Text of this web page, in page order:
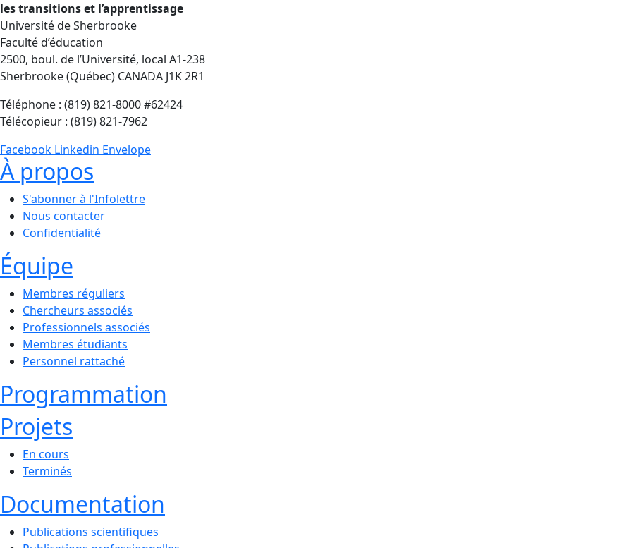
les transitions et l’apprentissage
Université de Sherbrooke
Faculté d’éducation
2500, boul. de l’Université, local A1-238
Sherbrooke (Québec) CANADA J1K 2R1
Téléphone : (819) 821-8000 #62424
Télécopieur : (819) 821-7962
Facebook Linkedin Envelope
À propos
S'abonner à l'Infolettre
Nous contacter
Confidentialité
Équipe
Membres réguliers
Chercheurs associés
Professionnels associés
Membres étudiants
Personnel rattaché
Programmation
Projets
En cours
Terminés
Documentation
Publications scientifiques